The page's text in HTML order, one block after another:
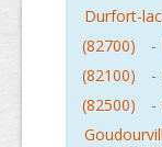
Durfort-
(82700)
-
(82100)
-
(82500)
-